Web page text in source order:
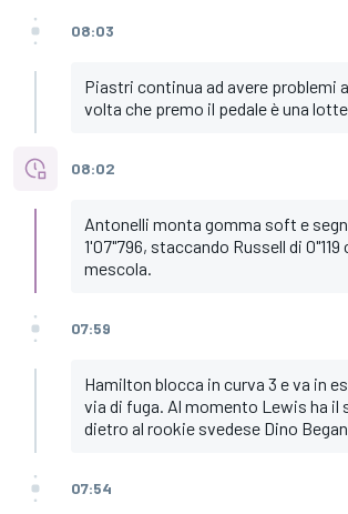
08:03
Piastri continua ad avere problemi
volta che premo il pedale è una
08:02
Antonelli monta gomma soft e
1'07"796, staccando Russell di
mescola.
07:59
Hamilton blocca in curva 3 e va in
via di fuga. Al momento Lewis ha il
dietro al rookie svedese Dino
07:54